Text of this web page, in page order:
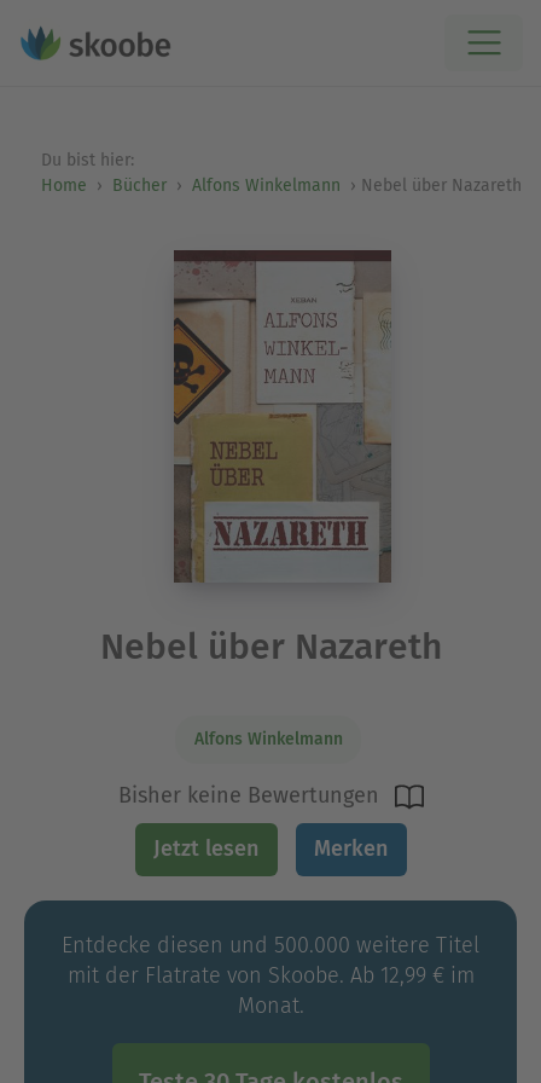
Du bist hier:
Home
Bücher Alfons Winkelmann Nebel über Nazareth
Nebel über Nazareth
Alfons Winkelmann
Bisher keine Bewertungen
Jetzt lesen Merken
Entdecke diesen und 500.000 weitere Titel
mit der Flatrate von Skoobe. Ab 12,99 € im
Monat.